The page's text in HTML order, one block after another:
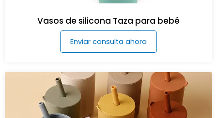
Vasos de silicona Taza para bebé
Enviar consulta ahora